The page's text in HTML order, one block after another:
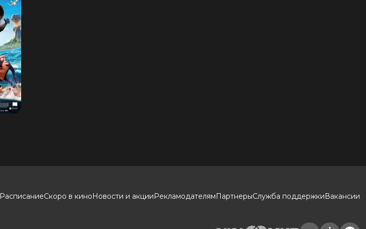
РасписаниеСкоро в киноНовости и акцииРекламодателямПартнерыСлужба поддержкиВакансии